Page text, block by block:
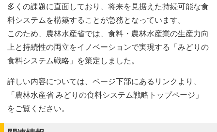
多くの課題に直面しており、将来を見据えた持続可能な食
料システムを構築することが急務となっています。
このため、農林水産省では、食料・農林水産業の生産力向
上と持続性の両立をイノベーションで実現する「みどりの
食料システム戦略」を策定しました。
詳しい内容については、ページ下部にあるリンクより、
「農林水産省 みどりの食料システム戦略トップページ」
をご覧ください。